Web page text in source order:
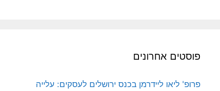
פוסטים אחרונים
פרופ' ליאו ליידרמן בכנס ירושלים לעסקים: עלייה